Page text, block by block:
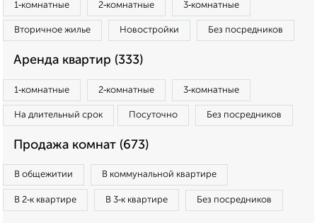
1‑комнатные 2‑комнатные 3‑комнатные
Вторичное жилье Новостройки Без посредников
Аренда квартир (333)
1‑комнатные 2‑комнатные 3‑комнатные
На длительный срок Посуточно Без посредников
Продажа комнат (673)
В общежитии В коммунальной квартире
В 2‑к квартире В 3‑к квартире Без посредников